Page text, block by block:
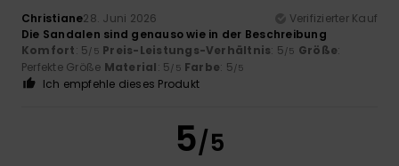
Christiane28. Juni 2026
Verifizierter Kauf
Die Sandalen sind genauso wie in der Beschreibung
Komfort: 5/5 Preis-Leistungs-Verhältnis: 5/5 Größe:
Perfekte Größe Material: 5/5 Farbe: 5/5
Ich empfehle dieses Produkt
5/5